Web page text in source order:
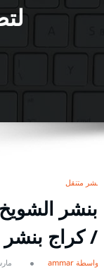
بنشر متنقل
/ كراج بنشر
بواسطة ammar مارس